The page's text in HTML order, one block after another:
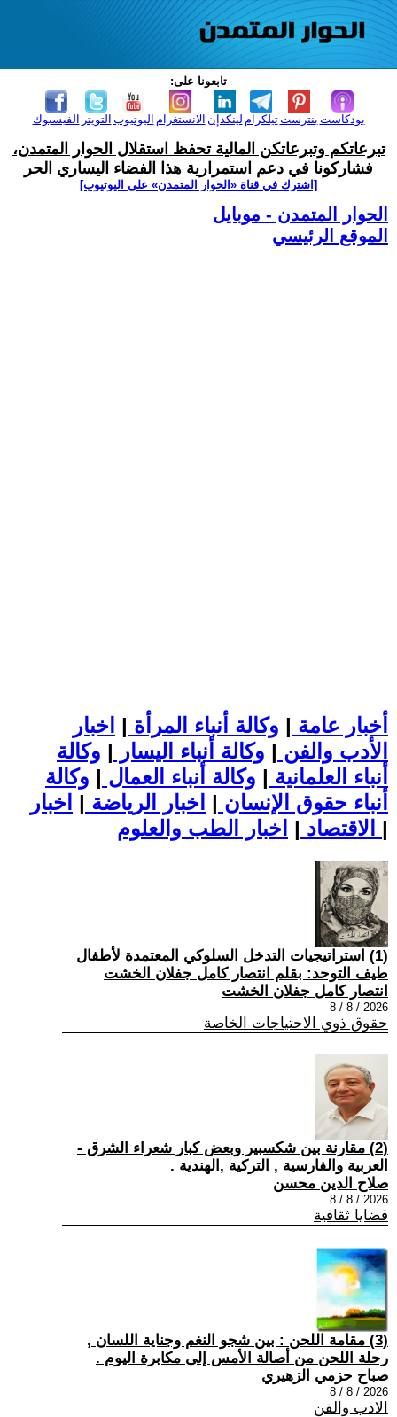
تابعونا على:
الفيسبوك التويتر اليوتيوب الانستغرام لينكدإن تيلكرامبنترست بودكاست
تبرعاتكم وتبرعاتكن المالية تحفظ استقلال الحوار المتمدن،
فشاركونا في دعم استمرارية هذا الفضاء اليساري الحر
[اشترك في قناة ‫«الحوار المتمدن» على اليوتيوب]
الحوار المتمدن - موبايل
الموقع الرئيسي
أخبار عامة | وكالة أنباء المرأة | اخبار
الأدب والفن | وكالة أنباء اليسار | وكالة
أنباء العلمانية | وكالة أنباء العمال | وكالة
أنباء حقوق الإنسان | اخبار الرياضة | اخبار
الاقتصاد | |
(1) استراتيجيات التدخل السلوكي المعتمدة لأطفال
طيف التوحد: بقلم انتصار كامل جفلان الخشت
انتصار كامل جفلان الخشت
2026 / 8 / 8
حقوق ذوي الاحتياجات الخاصة
(2) مقارنة بين شكسبير وبعض كبار شعراء الشرق -
العربية والفارسية , التركية ,الهندية .
صلاح الدين محسن
2026 / 8 / 8
قضايا ثقافية
(3) مقامة اللحن : بين شجو النغم وجناية اللسان ,
رحلة اللحن من أصالة الأمس إلى مكابرة اليوم .
صباح حزمي الزهيري
2026 / 8 / 8
الادب والفن